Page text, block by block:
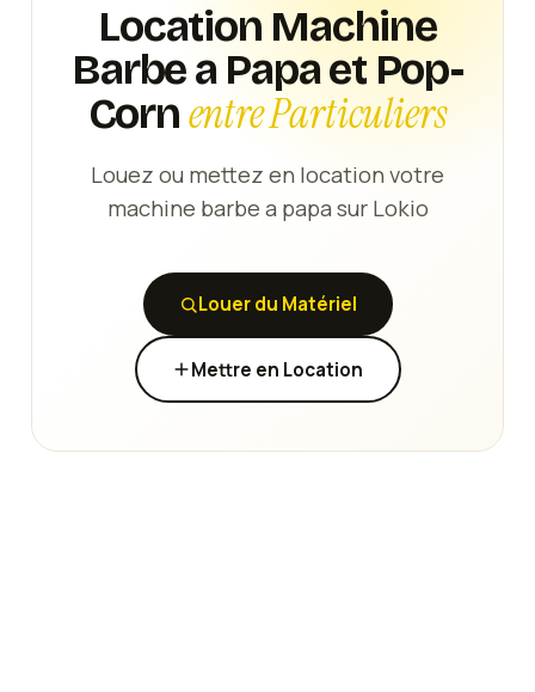
Location Machine
Barbe a Papa et Pop-
Cornentre Particuliers
Louez ou mettez en location votre
machine barbe a papa sur Lokio
Louer du Matériel
Mettre en Location